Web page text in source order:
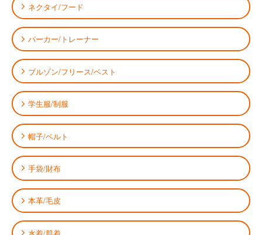
ネクタイ/フード
パーカー/トレーナー
ブルゾン/フリース/ベスト
学生服/制服
帽子/ベルト
手袋/財布
本革/毛皮